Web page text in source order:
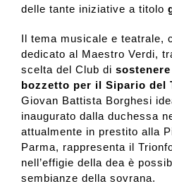
delle tante iniziative a titolo
Il tema musicale e teatrale,
dedicato al Maestro Verdi,
scelta del Club di
bozzetto per il Sipario del
Giovan Battista Borghesi
inaugurato dalla duchessa
attualmente in prestito alla
Parma, rappresenta il
nell’effigie della dea è
sembianze della sovrana.